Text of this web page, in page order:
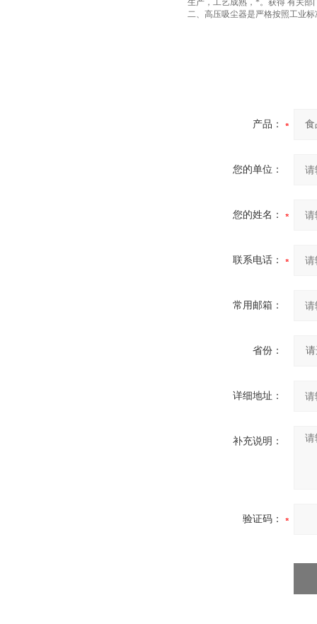
生产，工艺成熟，*。获得 有关部
二、高压吸尘器是严格按照工业
产品：
您的单位：
您的姓名：
联系电话：
常用邮箱：
省份：
详细地址：
补充说明：
验证码：